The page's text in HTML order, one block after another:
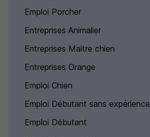
Emploi Porcher
Entreprises Animalier
Entreprises Maitre chien
Entreprises Orange
Emploi Chien
Emploi Débutant sans expérience
Emploi Débutant